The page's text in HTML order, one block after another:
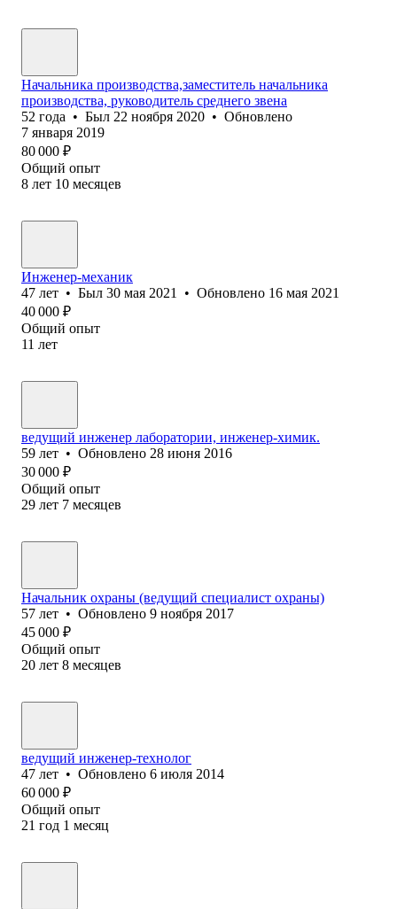
Начальника производства,заместитель начальника
производства, руководитель среднего звена
52 года • Был 22 ноября 2020 • Обновлено
7 января 2019
80 000 ₽
Общий опыт
8 лет 10 месяцев
Инженер-механик
47 лет • Был 30 мая 2021 • Обновлено 16 мая 2021
40 000 ₽
Общий опыт
11 лет
ведущий инженер лаборатории, инженер-химик.
59 лет • Обновлено 28 июня 2016
30 000 ₽
Общий опыт
29 лет 7 месяцев
Начальник охраны (ведущий специалист охраны)
57 лет • Обновлено 9 ноября 2017
45 000 ₽
Общий опыт
20 лет 8 месяцев
ведущий инженер-технолог
47 лет • Обновлено 6 июля 2014
60 000 ₽
Общий опыт
21 год 1 месяц